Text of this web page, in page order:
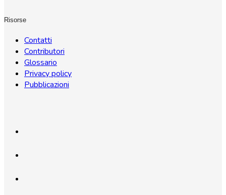
Risorse
Contatti
Contributori
Glossario
Privacy policy
Pubblicazioni